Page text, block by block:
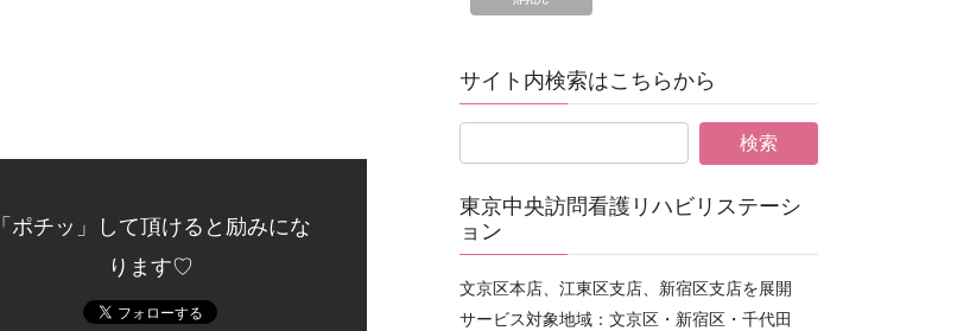
「ポチッ」して頂けると励みにな
ります♡
サイト内検索はこちらから
東京中央訪問看護リハビリステーシ
ョン
文京区本店、江東区支店、新宿区支店を展開
サービス対象地域：文京区・新宿区・千代田